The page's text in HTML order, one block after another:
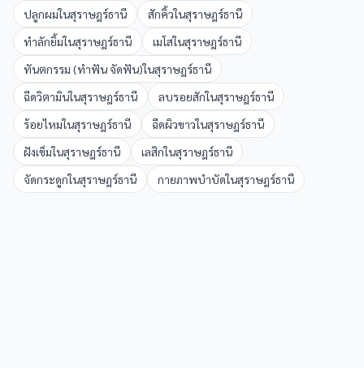
ปลูกผมในสุราษฎร์ธานี สักคิ้วในสุราษฎร์ธานี
ทำลักยิ้มในสุราษฎร์ธานี เมโสในสุราษฎร์ธานี
ทันตกรรม (ทำฟัน จัดฟัน)ในสุราษฎร์ธานี
ฉีดวิตามินในสุราษฎร์ธานี ลบรอยสักในสุราษฎร์ธานี
ร้อยไหมในสุราษฎร์ธานี ฉีดผิวขาวในสุราษฎร์ธานี
ฝังเข็มในสุราษฎร์ธานี เลสิกในสุราษฎร์ธานี
จัดกระดูกในสุราษฎร์ธานี กายภาพบำบัดในสุราษฎร์ธานี